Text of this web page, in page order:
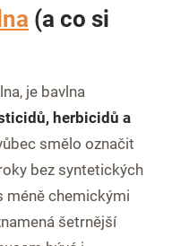
(a co si
je bavlna
herbicidů a
smělo označit
bez syntetických
méně chemickými
šetrnější